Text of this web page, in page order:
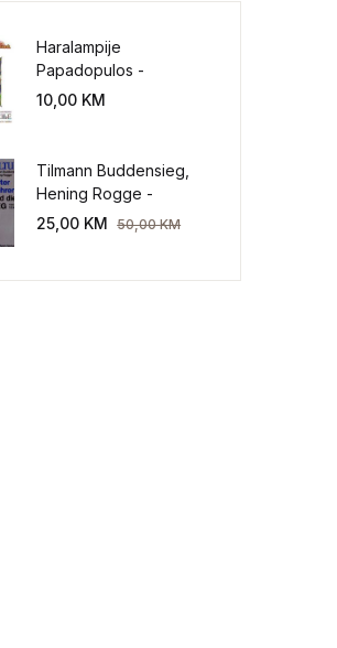
Haralampije
Papadopulos -
Poverenje: sloboda od
10,00 KM
Tilmann Buddensieg,
Hening Rogge -
Industriekultur: Peter
25,00 KM 50,00KM